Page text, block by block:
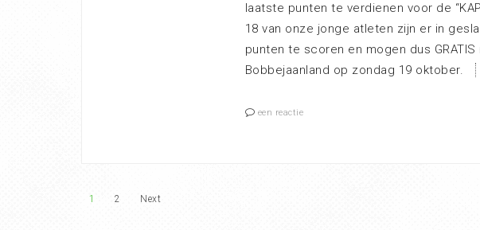
laatste punten te verdienen voor de
18 van onze jonge atleten zijn er in
punten te scoren en mogen dus
Bobbejaanland op zondag 19 oktober.
een reactie
1 2 Next